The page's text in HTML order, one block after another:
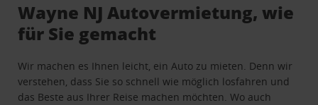
Wayne NJ Autovermietung, wie
für Sie gemacht
Wir machen es Ihnen leicht, ein Auto zu mieten. Denn wir
verstehen, dass Sie so schnell wie möglich losfahren und
das Beste aus Ihrer Reise machen möchten. Wo auch